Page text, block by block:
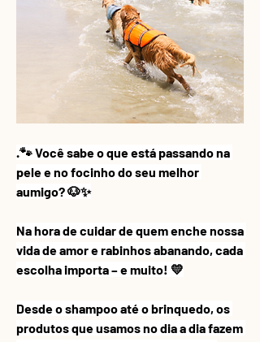
.🐾 Você sabe o que está passando na
pele e no focinho do seu melhor
aumigo? 🐶✨
Na hora de cuidar de quem enche nossa
vida de amor e rabinhos abanando, cada
escolha importa – e muito! 💛
Desde o shampoo até o brinquedo, os
produtos que usamos no dia a dia fazem